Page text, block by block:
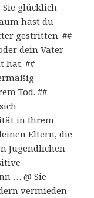
Sie glücklich
hast du
gestritten. ##
dein Vater
hat. ##
Tod. ##
in Ihrem
Eltern, die
Jugendlichen
… @ Sie
vermieden